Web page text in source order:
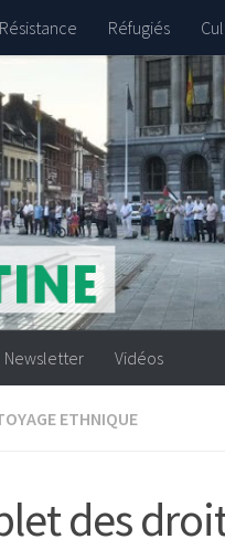
Résistance Réfugiés
Newsletter Vidéos
ETHNIQUE
des